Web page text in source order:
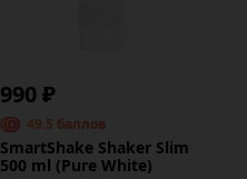
990 ₽
49.5 баллов
SmartShake Shaker Slim
500 ml (Pure White)